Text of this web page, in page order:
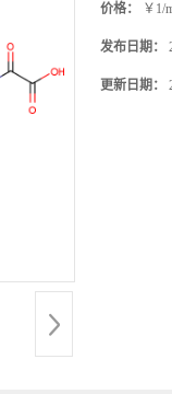
价格： ￥1/
发布日期：
更新日期：